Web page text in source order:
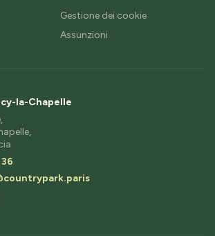
Gestione dei cookie
Assunzioni
la-Chapelle